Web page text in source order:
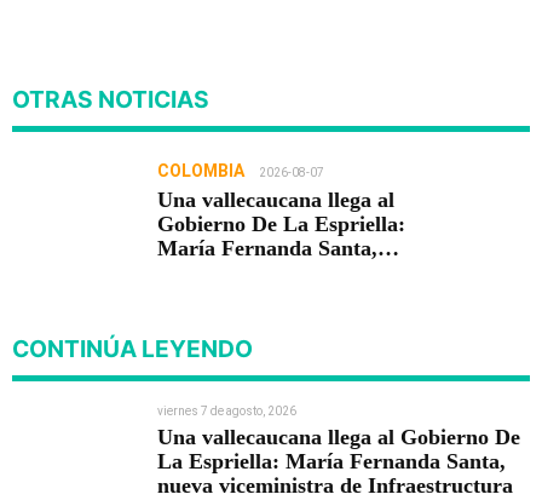
OTRAS NOTICIAS
COLOMBIA 2026-08-07
Una vallecaucana llega al
Gobierno De La Espriella:
María Fernanda Santa,
CONTINÚA LEYENDO
viernes 7 de agosto, 2026
Una vallecaucana llega al Gobierno De
La Espriella: María Fernanda Santa,
nueva viceministra de Infraestructura